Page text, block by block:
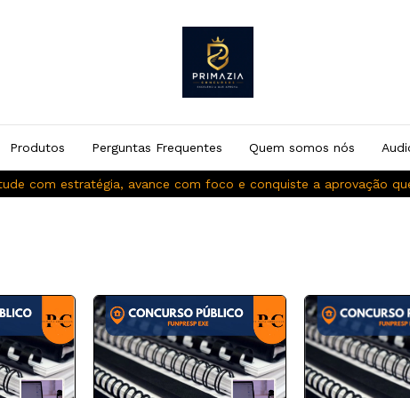
com estratégia, avance com foco e conquiste a aprovação
Produtos Perguntas Frequentes Quem somos nós